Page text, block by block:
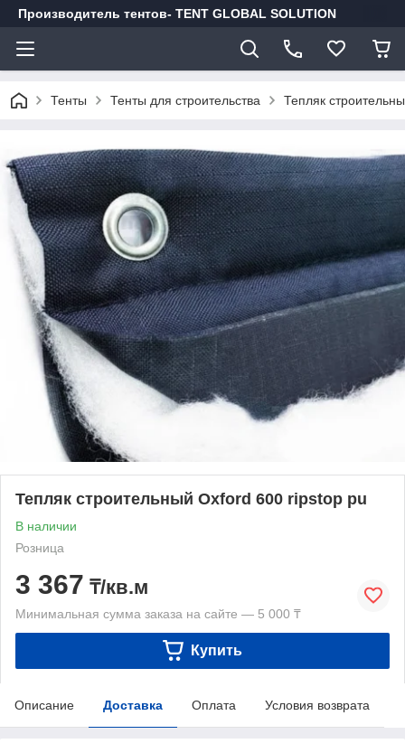
Производитель тентов- TENT GLOBAL SOLUTION
Тенты Тенты для строительства Тепляк
Тепляк строительный Oxford 600 ripstop pu
В наличии
Розница
3 367 ₸/кв.м
Минимальная сумма заказа на сайте — 5 000 ₸
Купить
Описание Доставка Оплата Условия возврата